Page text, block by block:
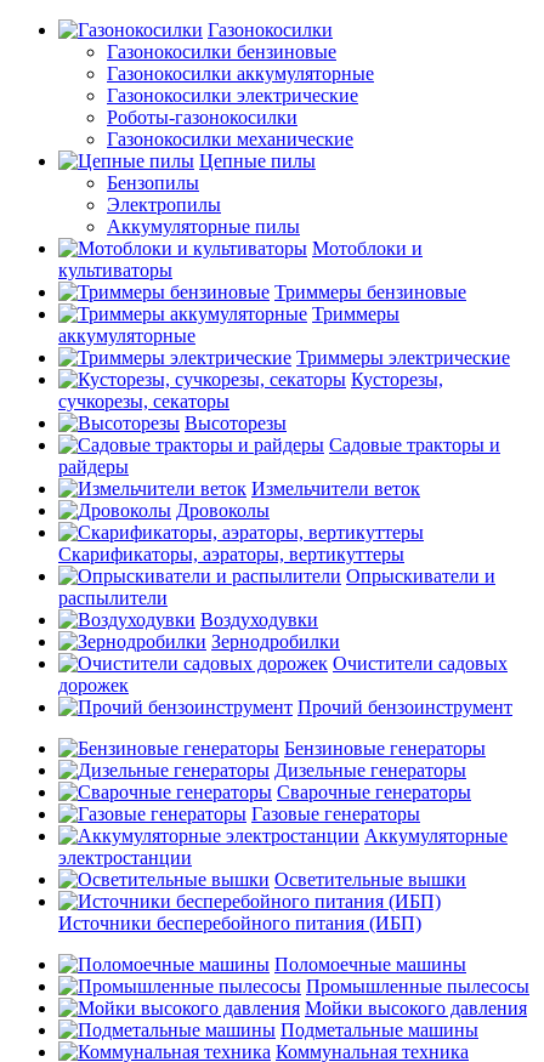
Газонокосилки
Газонокосилки бензиновые
Газонокосилки аккумуляторные
Газонокосилки электрические
Роботы-газонокосилки
Газонокосилки механические
Цепные пилы
Бензопилы
Электропилы
Аккумуляторные пилы
Мотоблоки и
культиваторы
Триммеры бензиновые
Триммеры
аккумуляторные
Триммеры электрические
Кусторезы,
сучкорезы, секаторы
Высоторезы
Садовые тракторы и
райдеры
Измельчители веток
Дровоколы
Скарификаторы, аэраторы, вертикуттеры
Опрыскиватели и
распылители
Воздуходувки
Зернодробилки
Очистители садовых
дорожек
Прочий бензоинструмент
Бензиновые генераторы
Дизельные генераторы
Сварочные генераторы
Газовые генераторы
Аккумуляторные
электростанции
Осветительные вышки
Источники бесперебойного питания (ИБП)
Поломоечные машины
Промышленные пылесосы
Мойки высокого давления
Подметальные машины
Коммунальная техника